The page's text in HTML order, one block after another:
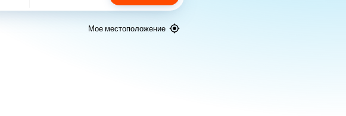
Мое местоположение